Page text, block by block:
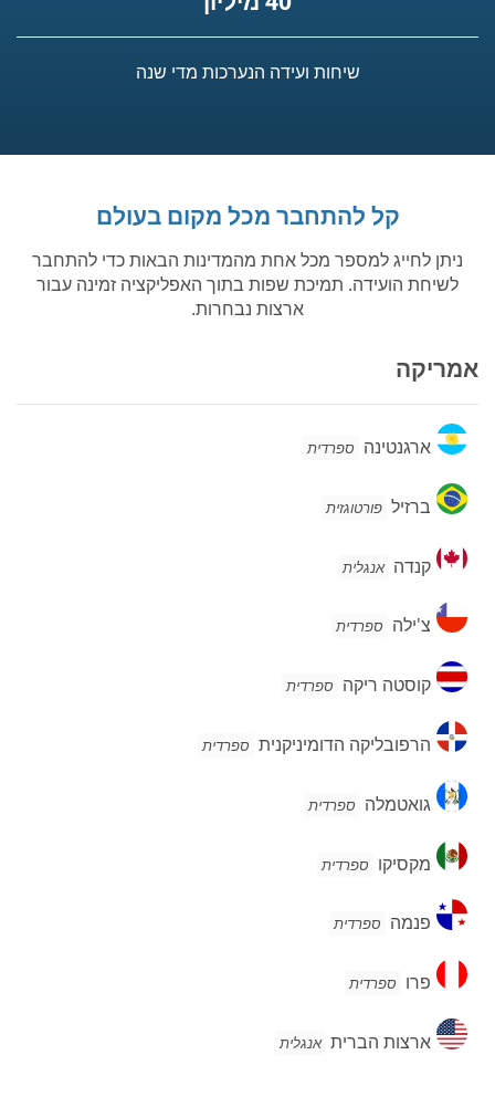
שיחות ועידה הנערכות מדי שנה
קל להתחבר מכל מקום בעולם
ניתן לחייג למספר מכל אחת מהמדינות הבאות כדי להתחבר
לשיחת הועידה. תמיכת שפות בתוך האפליקציה זמינה עבור
ארצות נבחרות.
אמריקה
ארגנטינה ספרדית
ברזיל
ברזיל פורטוגזית
קנדה
קנדה אנגלית
צ'ילה
צ'ילה ספרדית
קוסטה
ריקה
קוסטה ריקה ספרדית
הרפובליקה
הדומיניקנית
הרפובליקה הדומיניקנית ספרדית
גואטמלה
גואטמלה ספרדית
מקסיקו
מקסיקו ספרדית
פנמה
פנמה ספרדית
פרופרו ספרדית
ארצות
הברית
ארצות הברית אנגלית